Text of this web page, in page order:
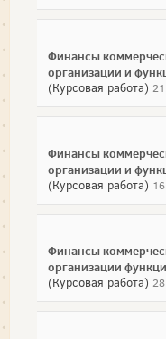
Финансы
организации и
(Курсовая работа)
Финансы
организации и
(Курсовая работа)
Финансы
организации
(Курсовая работа)